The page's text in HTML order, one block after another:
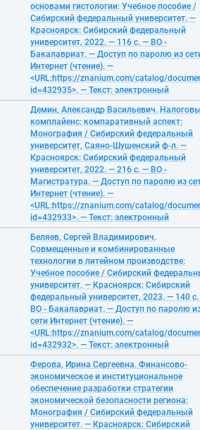
основами гистологии: Учебное пособие /
Сибирский федеральный университет. —
Красноярск: Сибирский федеральный
университет, 2022. — 116 с. — ВО -
Бакалавриат. — Доступ по паролю из
Интернет (чтение). —
<URL:https://znanium.com/catalog/
id=432935>. — Текст: электронный
Демин, Александр Васильевич.
комплайенс: компаративный аспект:
Монография / Сибирский федеральный
университет, Саяно-Шушенский ф-л. —
Красноярск: Сибирский федеральный
университет, 2022. — 216 с. — ВО -
Магистратура. — Доступ по паролю из
Интернет (чтение). —
<URL:https://znanium.com/catalog/
id=432933>. — Текст: электронный
Беляев, Сергей Владимирович.
Совмещенные и комбинированные
технологии в литейном производстве:
Учебное пособие / Сибирский
университет. — Красноярск: Сибирский
федеральный университет, 2023. — 140
ВО - Бакалавриат. — Доступ по паролю
сети Интернет (чтение). —
<URL:https://znanium.com/catalog/
id=432932>. — Текст: электронный
Ферова, Ирина Сергеевна. Финансово-
экономическое и институциональное
обеспечение разработки стратегии
экономической безопасности региона:
Монография / Сибирский федеральный
университет. — Красноярск: Сибирский